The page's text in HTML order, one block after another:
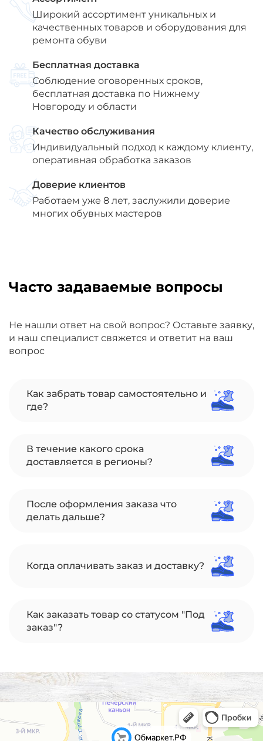
Широкий ассортимент уникальных и
качественных товаров и оборудования для
ремонта обуви
Бесплатная доставка
Соблюдение оговоренных сроков,
бесплатная доставка по Нижнему
Новгороду и области
Качество обслуживания
Индивидуальный подход к каждому клиенту,
оперативная обработка заказов
Доверие клиентов
Работаем уже 8 лет, заслужили доверие
многих обувных мастеров
Часто задаваемые вопросы
Не нашли ответ на свой вопрос? Оставьте заявку,
и наш специалист свяжется и ответит на ваш
вопрос
Как забрать товар самостоятельно и
где?
В течение какого срока
доставляется в регионы?
После оформления заказа что
делать дальше?
Когда оплачивать заказ и доставку?
Как заказать товар со статусом "Под
заказ"?